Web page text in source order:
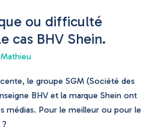
ou difficulté
cas BHV Shein.
le groupe SGM (Société des
BHV et la marque Shein ont
médias. Pour le meilleur ou pour le